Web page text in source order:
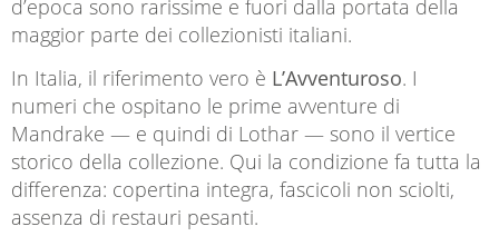
d’epoca sono rarissime e fuori dalla portata della
maggior parte dei collezionisti italiani.
In Italia, il riferimento vero è L’Avventuroso. I
numeri che ospitano le prime avventure di
Mandrake — e quindi di Lothar — sono il vertice
storico della collezione. Qui la condizione fa tutta la
differenza: copertina integra, fascicoli non sciolti,
assenza di restauri pesanti.